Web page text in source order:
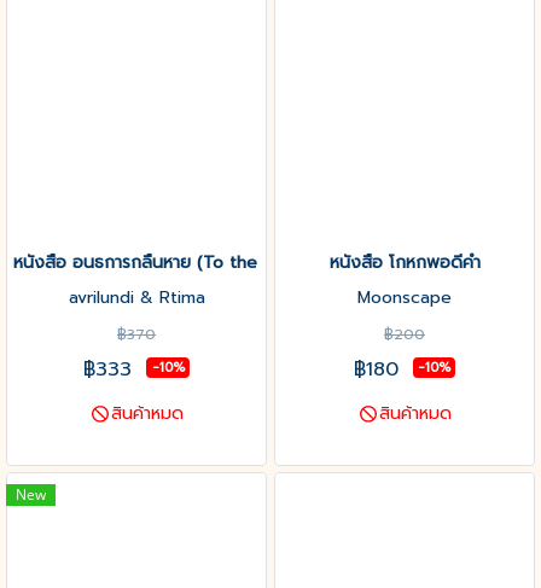
หนังสือ อนธการกลืนหาย (To the Devil during Dawn)
avrilundi & Rtima
฿370
฿333 -10%
สินค้าหมด
หนังสือ โกหกพอดีคำ
Moonscape
฿200
฿180 -10%
สินค้าหมด
New